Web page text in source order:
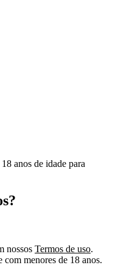
anos de idade para
nossos Termos de uso.
menores de 18 anos.